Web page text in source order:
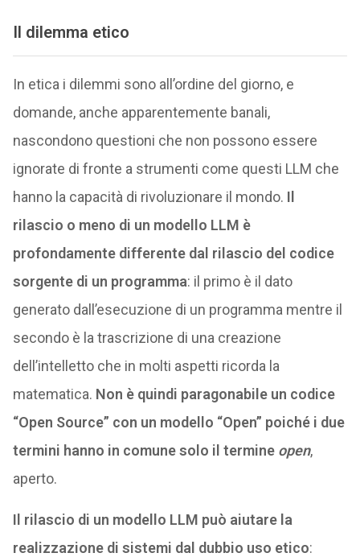
Il dilemma etico
In etica i dilemmi sono all’ordine del giorno, e
domande, anche apparentemente banali,
nascondono questioni che non possono essere
ignorate di fronte a strumenti come questi LLM che
hanno la capacità di rivoluzionare il mondo. Il
rilascio o meno di un modello LLM è
profondamente differente dal rilascio del codice
sorgente di un programma: il primo è il dato
generato dall’esecuzione di un programma mentre il
secondo è la trascrizione di una creazione
dell’intelletto che in molti aspetti ricorda la
matematica. Non è quindi paragonabile un codice
“Open Source” con un modello “Open” poiché i due
termini hanno in comune solo il termine open,
aperto.
Il rilascio di un modello LLM può aiutare la
realizzazione di sistemi dal dubbio uso etico: